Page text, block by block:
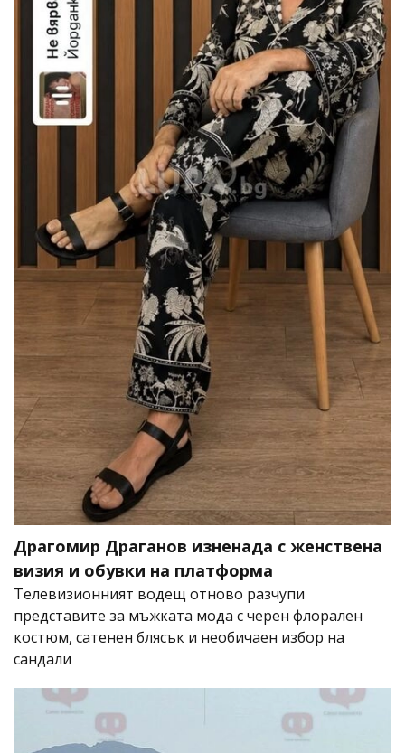
Драгомир Драганов изненада с женствена
визия и обувки на платформа
Телевизионният водещ отново разчупи
представите за мъжката мода с черен флорален
костюм, сатенен блясък и необичаен избор на
сандали